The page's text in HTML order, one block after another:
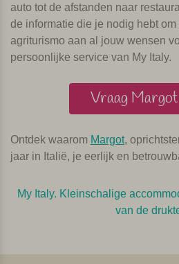
auto tot de afstanden naar
de informatie die je nodig hebt om
agriturismo aan al jouw wensen
persoonlijke service van My Italy.
Vraag
Ontdek waarom Margot,
jaar in Italië, je eerlijk en
My Italy. Kleinschalige
van de